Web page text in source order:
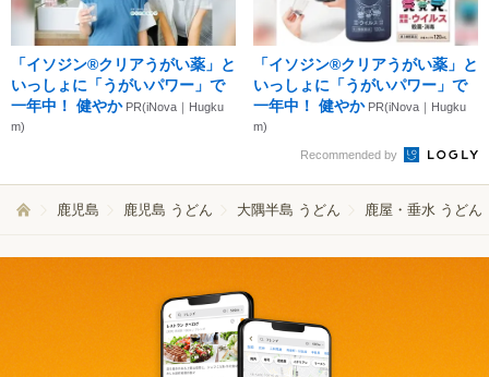
「イソジン®クリアうがい薬」と
いっしょに「うがいパワー」で
一年中！ 健やか PR(iNova｜Hugku
m)
「イソジン®クリアうがい薬」と
いっしょに「うがいパワー」で
一年中！ 健やか PR(iNova｜Hugku
m)
Recommended by
鹿児島 鹿児島 うどん 大隅半島 うどん 鹿屋・垂水 うどん